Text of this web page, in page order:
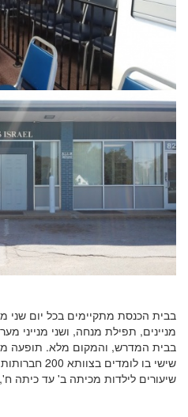
בבית הכנסת מתקיימים בכל יום שני
מניינים, תפילת מנחה, ושני מנייני
בבית המדרש, והמקום מלא. תופעה
שישי בו
שיעורים לילדות מכיתה ב' עד כיתה